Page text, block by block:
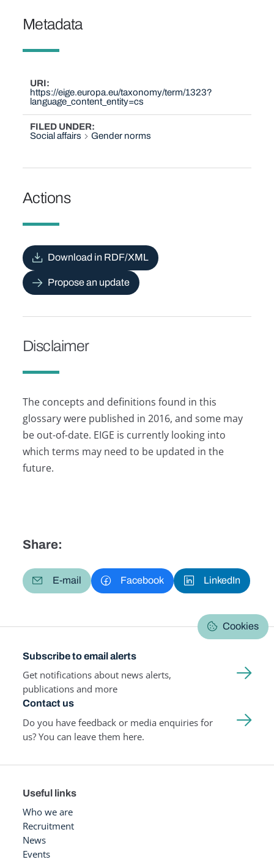
Metadata
URI
https://eige.europa.eu/taxonomy/term/1323?
language_content_entity=cs
FILED UNDER
Social affairs
Gender norms
Actions
Download in RDF/XML
Propose an update
Disclaimer
The concepts and definitions found in this
glossary were published in 2016, and some may
be out-of-date. EIGE is currently looking into
which terms may need to be updated in the
future.
Share:
E-mail Facebook LinkedIn
Cookies
Subscribe to email alerts
Get notifications about news alerts,
publications and more
Contact us
Do you have feedback or media enquiries for
us? You can leave them here.
Useful links
Who we are
Recruitment
News
Events